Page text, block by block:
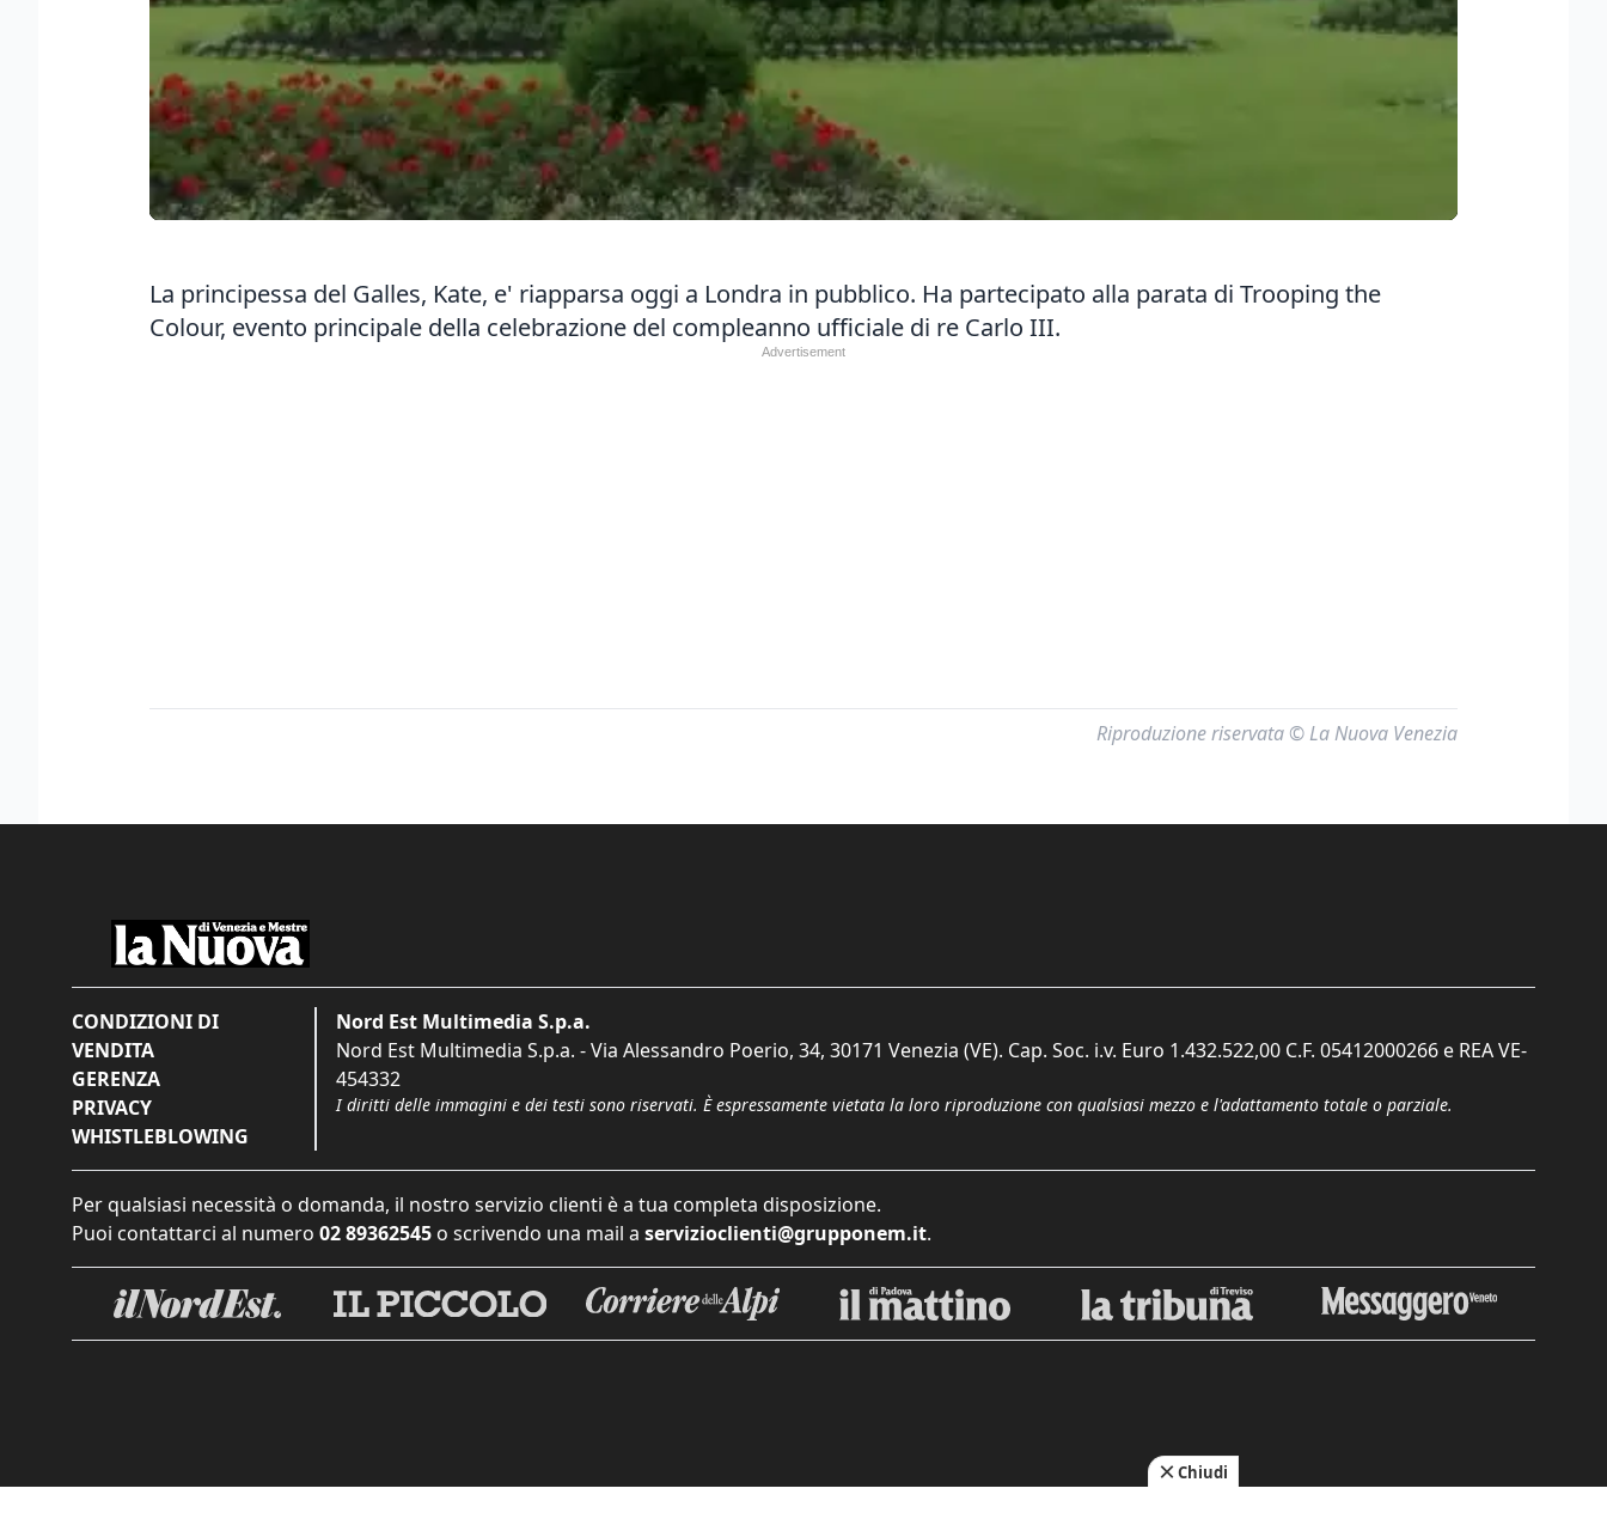
La principessa del Galles, Kate, e' riapparsa oggi a Londra in pubblico. Ha partecipato alla parata di Trooping the
Colour, evento principale della celebrazione del compleanno ufficiale di re Carlo III.
Riproduzione riservata © La Nuova Venezia
CONDIZIONI DI
VENDITA
GERENZA
PRIVACY
WHISTLEBLOWING
Nord Est Multimedia S.p.a.
Nord Est Multimedia S.p.a. - Via Alessandro Poerio, 34, 30171 Venezia (VE). Cap. Soc. i.v. Euro 1.432.522,00 C.F. 05412000266 e REA VE-
454332
I diritti delle immagini e dei testi sono riservati. È espressamente vietata la loro riproduzione con qualsiasi mezzo e l'adattamento totale o parziale.
Per qualsiasi necessità o domanda, il nostro servizio clienti è a tua completa disposizione.
Puoi contattarci al numero 02 89362545 o scrivendo una mail a servizioclienti@grupponem.it.
Chiudi